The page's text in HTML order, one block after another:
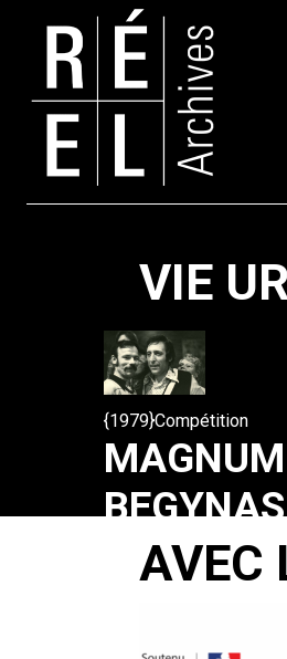
VIE
{1979}Compétition
MAGNUM
AVEC